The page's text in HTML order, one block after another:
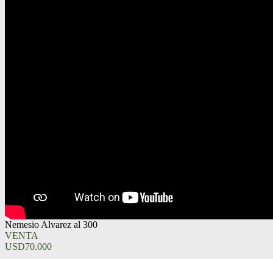
Nemesio Alvarez al 300
VENTA
USD70.000